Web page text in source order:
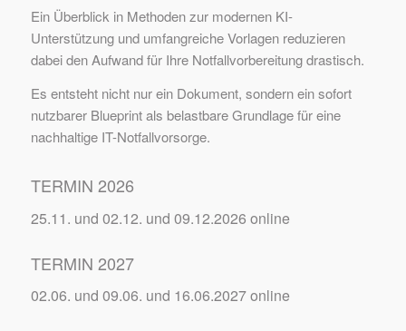
Ein Überblick in Methoden zur modernen KI-
Unterstützung und umfangreiche Vorlagen reduzieren
dabei den Aufwand für Ihre Notfallvorbereitung drastisch.
Es entsteht nicht nur ein Dokument, sondern ein sofort
nutzbarer Blueprint als belastbare Grundlage für eine
nachhaltige IT-Notfallvorsorge.
TERMIN 2026
25.11. und 02.12. und 09.12.2026 online
TERMIN 2027
02.06. und 09.06. und 16.06.2027 online